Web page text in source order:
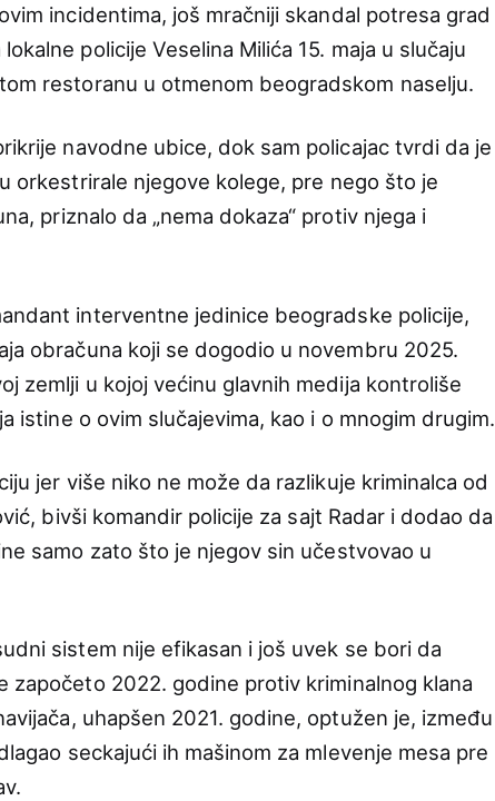
incidentima, još mračniji skandal potresa grad
policije Veselina Milića 15. maja u slučaju
restoranu u otmenom beogradskom naselju.
navodne ubice, dok sam policajac tvrdi da je
orkestrirale njegove kolege, pre nego što je
priznalo da „nema dokaza“ protiv njega i
interventne jedinice beogradske policije,
obračuna koji se dogodio u novembru 2025.
zemlji u kojoj većinu glavnih medija kontroliše
istine o ovim slučajevima, kao i o mnogim drugim.
jer više niko ne može da razlikuje kriminalca od
bivši komandir policije za sajt Radar i dodao da
samo zato što je njegov sin učestvovao u
sistem nije efikasan i još uvek se bori da
započeto 2022. godine protiv kriminalnog klana
uhapšen 2021. godine, optužen je, između
seckajući ih mašinom za mlevenje mesa pre